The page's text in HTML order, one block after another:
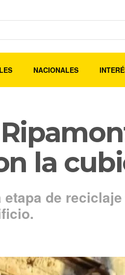
NACIONALES
la
de